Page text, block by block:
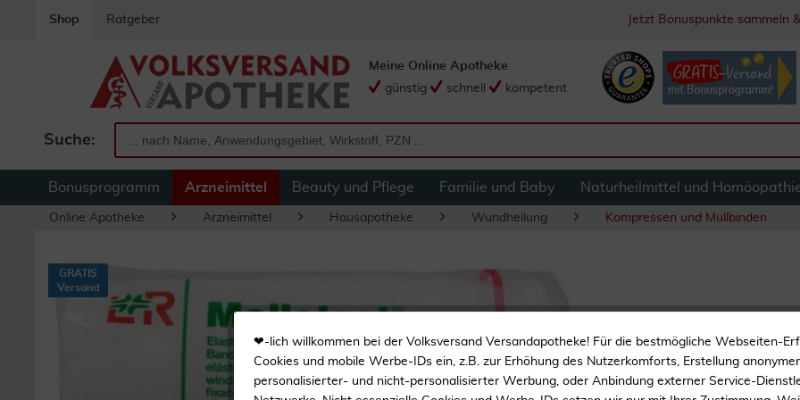
Shop Ratgeber Jetzt Bonuspunkte sammeln
Suche:
Meine Online Apotheke
günstig
schnell kompetent
Bonusprogramm Arzneimittel Beauty und Pflege Familie und Baby Naturheilmittel und
Online Apotheke Arzneimittel Hausapotheke Wundheilung Kompressen und Mullbinden
Mollelast Binden
GRATIS
Versand
❤-lich willkommen bei der Volksversand Versandapotheke! Für die bestmögliche Webseiten-
Cookies und mobile Werbe-IDs ein, z.B. zur Erhöhung des Nutzerkomforts, Erstellung
personalisierter- und nicht-personalisierter Werbung, oder Anbindung externer Service-